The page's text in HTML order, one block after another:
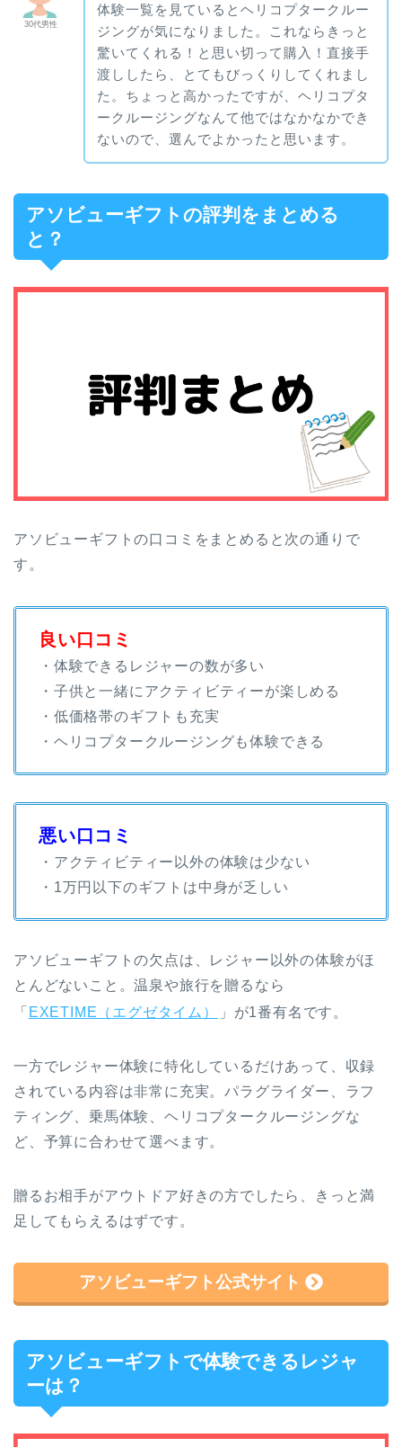
30代男性
体験一覧を見ているとヘリコプタークルー
ジングが気になりました。これならきっと
驚いてくれる！と思い切って購入！直接手
渡ししたら、とてもびっくりしてくれまし
た。ちょっと高かったですが、ヘリコプタ
ークルージングなんて他ではなかなかでき
ないので、選んでよかったと思います。
アソビューギフトの評判をまとめる
と？
アソビューギフトの口コミをまとめると次の通りで
す。
良い口コミ
・体験できるレジャーの数が多い
・子供と一緒にアクティビティーが楽しめる
・低価格帯のギフトも充実
・ヘリコプタークルージングも体験できる
悪い口コミ
・アクティビティー以外の体験は少ない
・1万円以下のギフトは中身が乏しい
アソビューギフトの欠点は、レジャー以外の体験がほ
とんどないこと。温泉や旅行を贈るなら
「 EXETIME（エグゼタイム） 」が1番有名です。
一方でレジャー体験に特化しているだけあって、収録
されている内容は非常に充実。パラグライダー、ラフ
ティング、乗馬体験、ヘリコプタークルージングな
ど、予算に合わせて選べます。
贈るお相手がアウトドア好きの方でしたら、きっと満
足してもらえるはずです。
アソビューギフト公式サイト
アソビューギフトで体験できるレジャ
ーは？